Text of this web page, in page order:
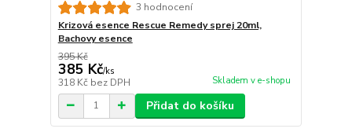
3 hodnocení
Krizová esence Rescue Remedy sprej 20ml,
Bachovy esence
395 Kč
385 Kč/ks
318 Kč bez DPH Skladem v e-shopu
Přidat do košíku